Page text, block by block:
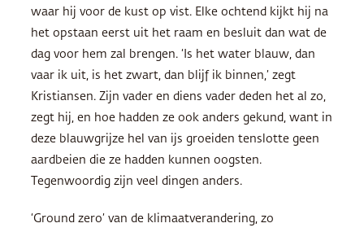
waar hij voor de kust op vist. Elke ochtend kijkt hij na
het opstaan eerst uit het raam en besluit dan wat de
dag voor hem zal brengen. ‘Is het water blauw, dan
vaar ik uit, is het zwart, dan blijf ik binnen,’ zegt
Kristiansen. Zijn vader en diens vader deden het al zo,
zegt hij, en hoe hadden ze ook anders gekund, want in
deze blauwgrijze hel van ijs groeiden tenslotte geen
aardbeien die ze hadden kunnen oogsten.
Tegenwoordig zijn veel dingen anders.
‘Ground zero’ van de klimaatverandering, zo